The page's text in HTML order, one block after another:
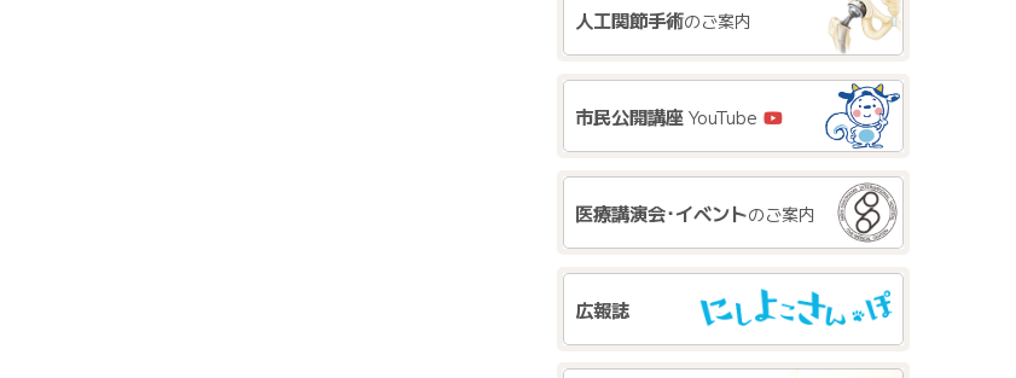
人工関節手術のご案内
市民公開講座 YouTube
医療講演会･イベントのご案内
広報誌